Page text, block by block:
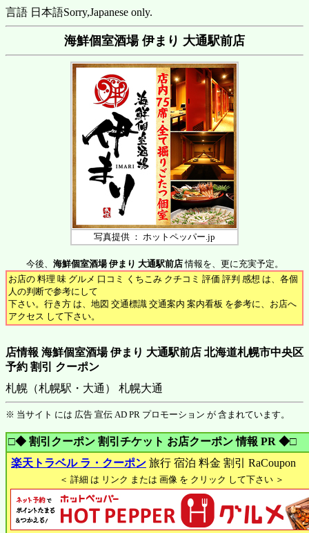
言語 日本語Sorry,Japanese only.
海鮮個室酒場 伊まり 大通駅前店
写真提供 ： ホットペッパー.jp
今後、 海鮮個室酒場 伊まり 大通駅前店情報を、更に充実予定。
お店の 料理 味 グルメ 口コミ くちこみ クチコミ 評価 評判 感想 は、各個
人の判断で参考にして
下さい。行き方 は、地図 交通標識 交通案内 案内看板 を参考に、お店へ
アクセス して下さい。
店情報 海鮮個室酒場 伊まり 大通駅前店 北海道札幌市中央区
予約 割引 クーポン
札幌（札幌駅・大通） 札幌大通
※ 当サイト には 広告 宣伝 AD PR プロモーション が 含まれています。
□◆ 割引クーポン 割引チケット お店クーポン 情報 PR ◆□
楽天トラベル ラ・クーポン 旅行 宿泊 料金 割引 RaCoupon
＜ 詳細 は リンク または 画像 を クリック して下さい ＞